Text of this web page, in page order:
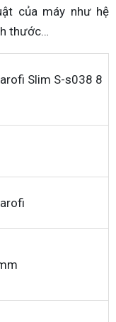
của máy như hệ
thước…
Slim S-s038 8